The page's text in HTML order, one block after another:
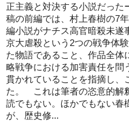
正主義と対決する小説だった
稿の前編では、村上春樹の7
編小説がナチス高官暗殺未遂
京大虐殺という2つの戦争体
た物語であること、作品全体
略戦争における加害責任を問
貫かれていることを指摘し、
た。 これは筆者の恣意的解
読でもない。ほかでもない春
が、歴史修...